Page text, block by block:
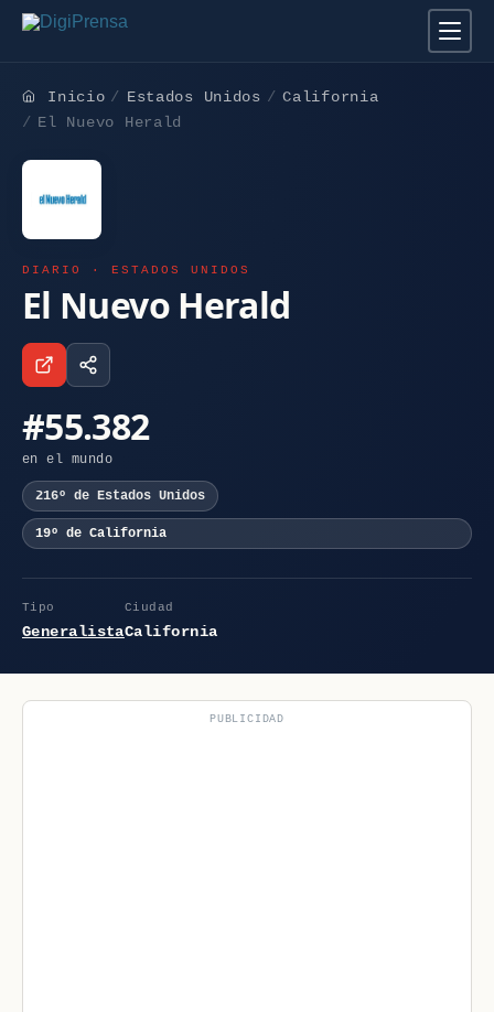
Inicio Estados Unidos
California
El Nuevo Herald
DIARIO · ESTADOS UNIDOS
El Nuevo Herald
#55.382
en el mundo
216º de Estados Unidos
19º de California
Tipo
Generalista
Ciudad
California
PUBLICIDAD